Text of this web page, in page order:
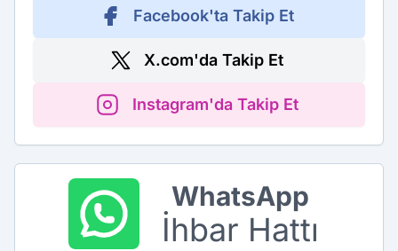
Facebook'ta Takip Et
X.com'da Takip Et
Instagram'da Takip Et
WhatsApp
İhbar Hattı